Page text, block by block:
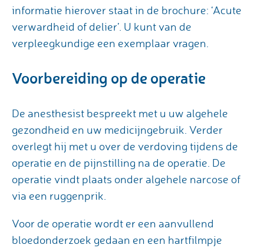
informatie hierover staat in de brochure: ‘Acute
verwardheid of delier’. U kunt van de
verpleegkundige een exemplaar vragen.
Voorbereiding op de operatie
De anesthesist bespreekt met u uw algehele
gezondheid en uw medicijngebruik. Verder
overlegt hij met u over de verdoving tijdens de
operatie en de pijnstilling na de operatie. De
operatie vindt plaats onder algehele narcose of
via een ruggenprik.
Voor de operatie wordt er een aanvullend
bloedonderzoek gedaan en een hartfilmpje